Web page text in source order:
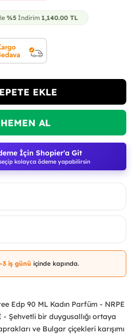
%5 İndirim 1,140.00 TL
EKLE
AL
İçin Shopier'a Git
kolayca ödeme yapabilirsin
iş günü içinde kapında.
Edp 90 ML Kadın Parfüm - NRPE
- Şehvetli bir duygusallığı ortaya
ve Bulgar çiçekleri karışımı